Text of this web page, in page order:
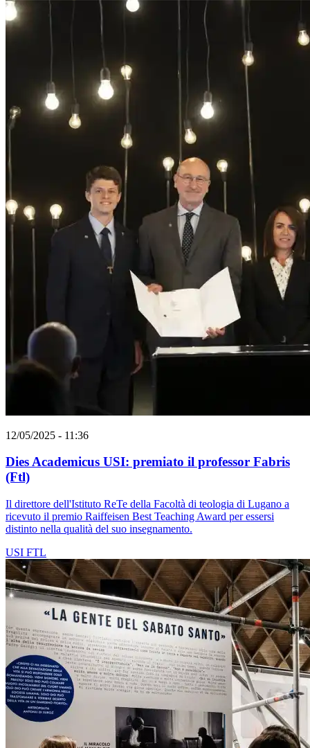
12/05/2025 - 11:36
Dies Academicus USI: premiato il professor Fabris
(Ftl)
Il direttore dell'Istituto ReTe della Facoltà di teologia di Lugano a
ricevuto il premio Raiffeisen Best Teaching Award per essersi
distinto nella qualità del suo insegnamento.
USI FTL